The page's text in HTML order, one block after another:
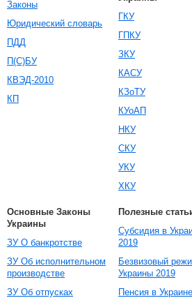
Законы
Юридический словарь
ПДД
П(С)БУ
КВЭД-2010
КП
ГКУ
ГПКУ
ЗКУ
КАСУ
КЗоТУ
КУоАП
НКУ
СКУ
УКУ
ХКУ
Основные Законы
Украины
ЗУ О банкротстве
ЗУ Об исполнительном
производстве
ЗУ Об отпусках
Полезные
Субсидия в
2019
Безвизовый
Украины 2019
Пенсия в